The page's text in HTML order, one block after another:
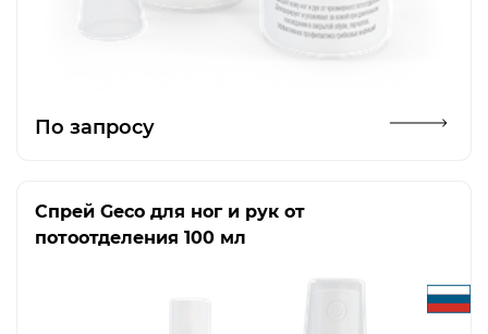
По запросу
Спрей Geco для ног и рук от
потоотделения 100 мл